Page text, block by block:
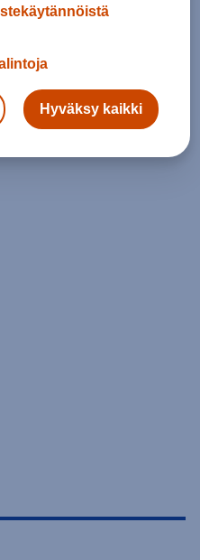
Hyväksy kaikki